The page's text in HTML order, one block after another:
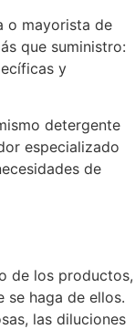
o mayorista de
que suministro:
y
detergente
especializado
de
de los productos,
se haga de ellos.
las diluciones